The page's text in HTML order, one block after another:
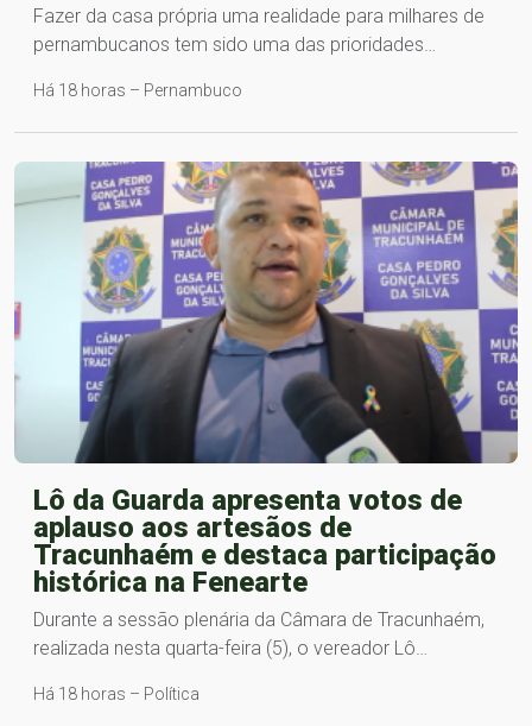
Fazer da casa própria uma realidade para milhares de
pernambucanos tem sido uma das prioridades…
Há 18 horas – Pernambuco
Lô da Guarda apresenta votos de
aplauso aos artesãos de
Tracunhaém e destaca participação
histórica na Fenearte
Durante a sessão plenária da Câmara de Tracunhaém,
realizada nesta quarta-feira (5), o vereador Lô…
Há 18 horas – Política